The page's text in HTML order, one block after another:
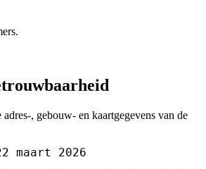
adres-, gebouw- en kaartgegevens van de
maart 2026